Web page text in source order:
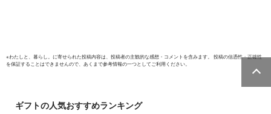
※わたしと、暮らし。 に寄せられた投稿内容は、投稿者の主観的な感想・コメントを含みます。 投稿の信憑性・正確性
を保証することはできませんので、あくまで参考情報の一つとしてご利用ください。
ギフトの人気おすすめランキング